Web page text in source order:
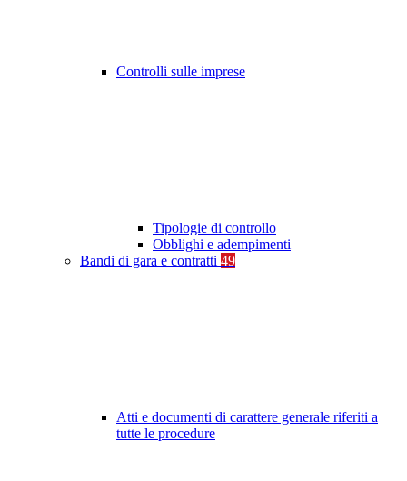
Controlli sulle imprese
Tipologie di controllo
Obblighi e adempimenti
Bandi di gara e contratti 49
Atti e documenti di carattere generale riferiti a
tutte le procedure